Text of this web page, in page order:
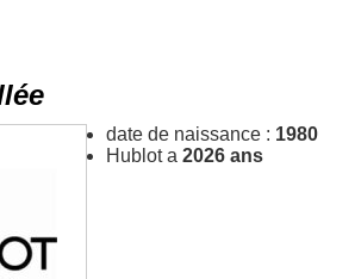
date de naissance : 1980
Hublot a 2026 ans